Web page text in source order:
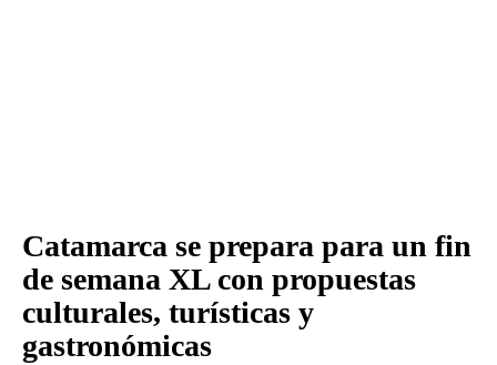
Catamarca se prepara para un fin
de semana XL con propuestas
culturales, turísticas y
gastronómicas